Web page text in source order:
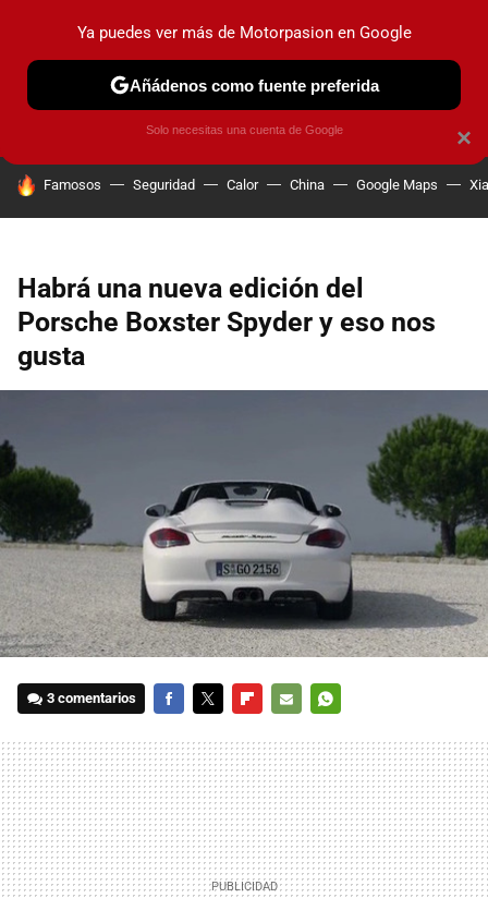
PRUEBAS COCHES ELÉCTRICOS OBSERVATORIO
HOY SE HABLA DE
Famosos Seguridad Calor China Google Maps
Habrá una nueva edición del
Porsche Boxster Spyder y eso nos
gusta
3 comentarios
MAIL
×
Ya puedes ver más de Motorpasion en Google
Añádenos como fuente preferida
Solo necesitas una cuenta de Google